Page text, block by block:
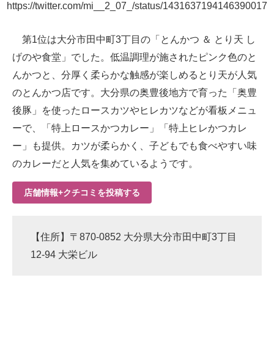
https://twitter.com/mi__2_07_/status/1431637194146390017
第1位は大分市田中町3丁目の「とんかつ ＆ とり天 し
げのや食堂」でした。低温調理が施されたピンク色のと
んかつと、分厚く柔らかな触感が楽しめるとり天が人気
のとんかつ店です。大分県の奥豊後地方で育った「奥豊
後豚」を使ったロースカツやヒレカツなどが看板メニュ
ーで、「特上ロースかつカレー」「特上ヒレかつカレ
ー」も提供。カツが柔らかく、子どもでも食べやすい味
のカレーだと人気を集めているようです。
店舗情報+クチコミを投稿する
【住所】〒870-0852 大分県大分市田中町3丁目
12-94 大栄ビル